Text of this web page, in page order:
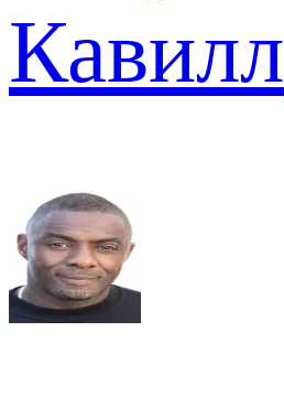
Кавилл